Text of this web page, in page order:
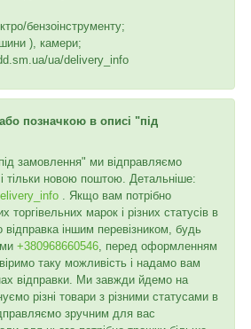
бензоінструменту;
), камери;
ua/delivery_info
позначкою в описі "під
замовлення" ми відправляємо
тільки новою поштою. Детальніше:
. Якщо вам потрібно
торгівельних марок і різних статусів в
іншим перевізником, будь
+380968660546 , перед оформленням
таку можливість і надамо вам
відправки. Ми завжди йдемо на
різні товари з різними статусами в
зручним для вас